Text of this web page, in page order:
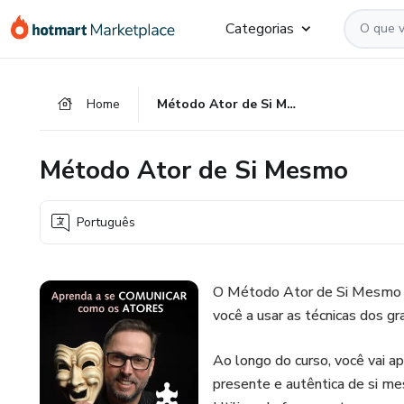
para
para
para
Categorias
Home Método Ator de Si Mesmo
Método Ator de Si Mesmo
Português
O Método Ator de Si Mesmo
você a usar as técnicas dos
Ao longo do curso, você vai
presente e autêntica de si